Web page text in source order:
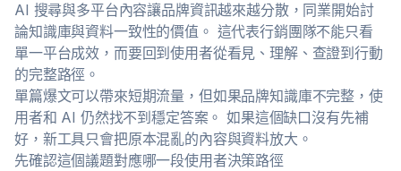
AI 搜尋與多平台內容讓品牌資訊越來越分散，同業開始討
論知識庫與資料一致性的價值。 這代表行銷團隊不能只看
單一平台成效，而要回到使用者從看見、理解、查證到行動
的完整路徑。
單篇爆文可以帶來短期流量，但如果品牌知識庫不完整，使
用者和 AI 仍然找不到穩定答案。 如果這個缺口沒有先補
好，新工具只會把原本混亂的內容與資料放大。
先確認這個議題對應哪一段使用者決策路徑